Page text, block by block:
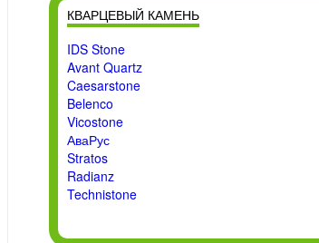
КВАРЦЕВЫЙ КАМЕНЬ
IDS Stone
Avant Quartz
Caesarstone
Belenco
Vicostone
АваРус
Stratos
Radianz
Technistone